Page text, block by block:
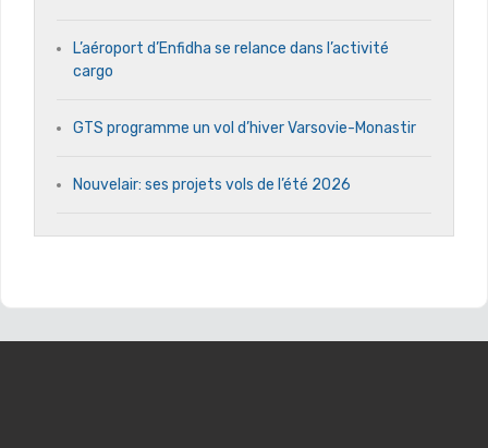
L’aéroport d’Enfidha se relance dans l’activité
cargo
GTS programme un vol d’hiver Varsovie-Monastir
Nouvelair: ses projets vols de l’été 2026